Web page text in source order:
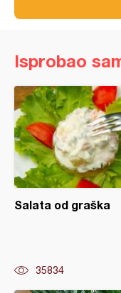
Isprobao
Salata od graška
35834